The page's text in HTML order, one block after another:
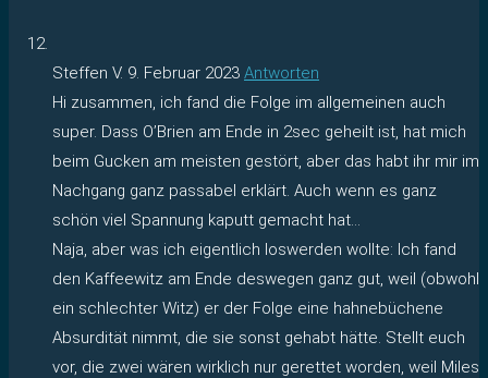
Steffen V. 9. Februar 2023 Antworten
Hi zusammen, ich fand die Folge im allgemeinen auch
super. Dass O’Brien am Ende in 2sec geheilt ist, hat mich
beim Gucken am meisten gestört, aber das habt ihr mir im
Nachgang ganz passabel erklärt. Auch wenn es ganz
schön viel Spannung kaputt gemacht hat…
Naja, aber was ich eigentlich loswerden wollte: Ich fand
den Kaffeewitz am Ende deswegen ganz gut, weil (obwohl
ein schlechter Witz) er der Folge eine hahnebüchene
Absurdität nimmt, die sie sonst gehabt hätte. Stellt euch
vor, die zwei wären wirklich nur gerettet worden, weil Miles